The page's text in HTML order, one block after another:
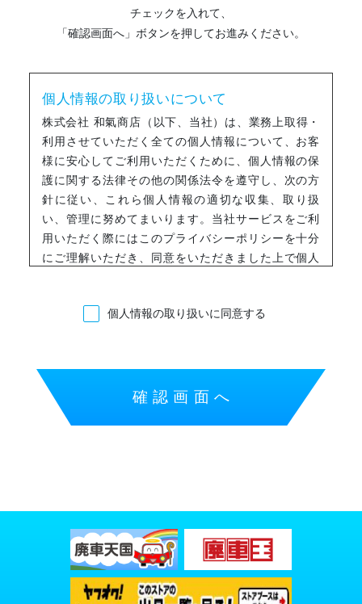
チェックを入れて、
「確認画面へ」ボタンを押してお進みください。
個人情報の取り扱いについて
株式会社 和氣商店（以下、当社）は、業務上取得・
利用させていただく全ての個人情報について、お客
様に安心してご利用いただくために、個人情報の保
護に関する法律その他の関係法令を遵守し、次の方
針に従い、これら個人情報の適切な収集、取り扱
い、管理に努めてまいります。当社サービスをご利
用いただく際にはこのプライバシーポリシーを十分
にご理解いただき、同意をいただきました上で個人
個人情報の収集について
たします。
個人情報を収集・利用する目的について
同意を得ないで利用目的の範囲を超えて取り扱いま
せん。
お客様ご本人であることまたはご本人の代理人であ
ることを確認するため
お客様のお問合せ、お申し出に対応するため
個人情報の取り扱いに同意する